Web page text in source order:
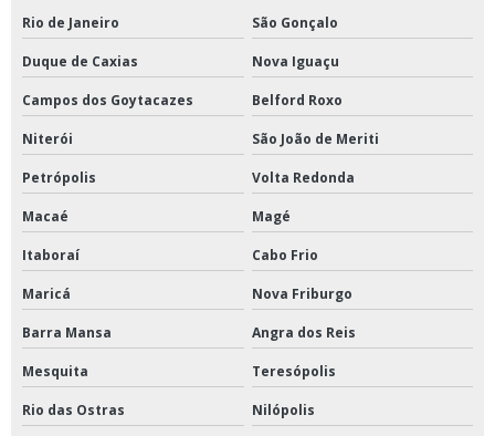
Rio de Janeiro São Gonçalo
Duque de Caxias Nova Iguaçu
Campos dos Goytacazes Belford Roxo
Niterói São João de Meriti
Petrópolis Volta Redonda
Macaé Magé
Itaboraí Cabo Frio
Maricá Nova Friburgo
Barra Mansa Angra dos Reis
Mesquita Teresópolis
Rio das Ostras Nilópolis